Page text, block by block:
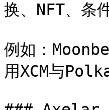
换、NFT、条
例如：
用XCM与